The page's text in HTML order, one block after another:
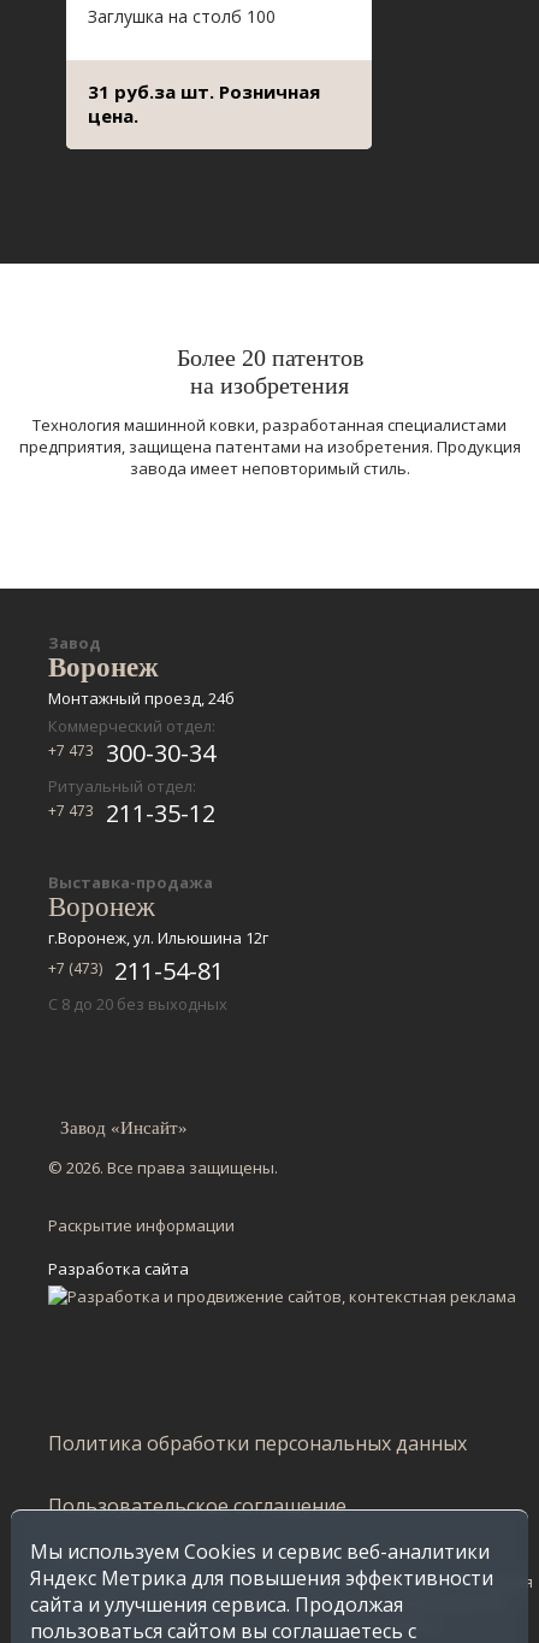
Заглушка на столб 100
31 руб.за шт. Розничная
цена.
Более 20 патентов
на изобретения
Технология машинной ковки, разработанная специалистами
предприятия, защищена патентами на изобретения. Продукция
завода имеет неповторимый стиль.
Завод
Воронеж
Монтажный проезд, 24б
Коммерческий отдел:
+7 473 300-30-34
Ритуальный отдел:
+7 473 211-35-12
Выставка-продажа
Воронеж
г.Воронеж, ул. Ильюшина 12г
+7 (473) 211-54-81
С 8 до 20 без выходных
Завод «Инсайт»
© 2026. Все права защищены.
Раскрытие информации
Разработка сайта
Политика обработки персональных данных
Пользовательское соглашение
Сайт не является публичной офертой и несет
ознакомительный характер, стоимость продукции, указанная
в каталоге, распространяется на продажу по Воронежской
области. Стоимость в других регионах уточняйте у
Мы используем Cookies и сервис веб-аналитики
Яндекс Метрика для повышения эффективности
сайта и улучшения сервиса. Продолжая
пользоваться сайтом вы соглашаетесь с